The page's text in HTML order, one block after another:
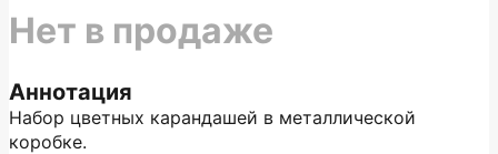
Аннотация
Набор цветных карандашей в металлической
коробке.
Нет в продаже